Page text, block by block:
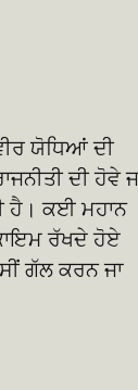
ਯੋਧਿਆਂ ਦੀ
ਦੀ ਹੋਵੇ
ਹੈ। ਕਈ ਮਹਾਨ
ਰੱਖਦੇ ਹੋਏ
ਗੱਲ ਕਰਨ ਜਾ